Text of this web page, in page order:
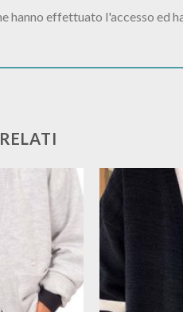
hanno effettuato l'accesso ed